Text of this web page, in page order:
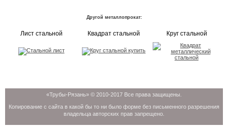
Другой металлопрокат:
Лист стальной Квадрат стальной Круг стальной
«Трубы-Рязань» © 2010-2017 Все права защищены.
Копирование с сайта в какой бы то ни было форме без письменного разрешения
владельца авторских прав запрещено.